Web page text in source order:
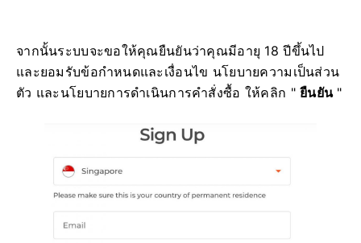
จากนั้นระบบจะขอให้คุณยืนยันว่าคุณมีอายุ 18 ปีขึ้นไป
และยอมรับข้อกำหนดและเงื่อนไข นโยบายความเป็นส่วน
ตัว และนโยบายการดำเนินการคำสั่งซื้อ ให้คลิก "ยืนยัน"